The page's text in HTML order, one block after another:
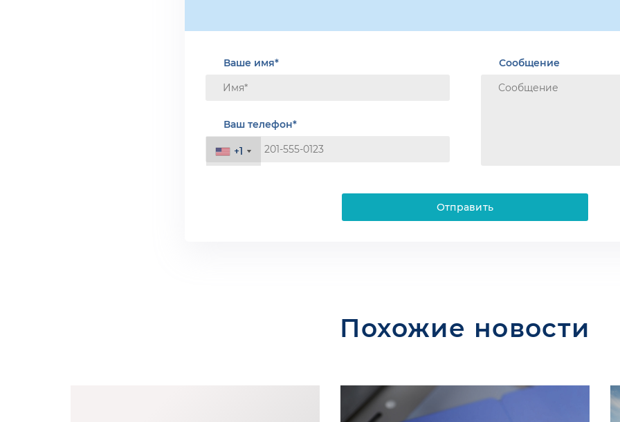
Ваше имя*
Ваш телефон*
+1
+1
Сообщение
Отправить
Похожие новости